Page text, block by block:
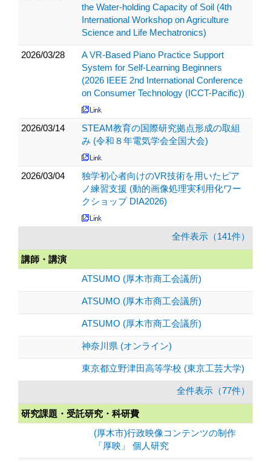
the Water-holding Capacity of Soil (4th
International Workshop on Agriculture
Science and Life Mechatronics)
2026/03/28
A VR-Based Piano Practice Support
System for Self-Learning Beginners
(2026 IEEE 2nd International Conference
on Consumer Technology (ICCT-Pacific))
2026/03/14
STEAM教育の国際研究拠点形成の取組
み (令和８年電気学会全国大会)
2026/03/04
独学初心者向けのVR技術を用いたピア
ノ練習支援 (動的画像処理実利用化ワー
クショップ DIA2026)
全件表示（141件）
講師・講演
ATSUMO (厚木市商工会議所)
ATSUMO (厚木市商工会議所)
ATSUMO (厚木市商工会議所)
神奈川県 (オンライン)
東京都立野津田高等学校 (東京工芸大学)
全件表示（77件）
研究課題・受託研究・科研費
(厚木市)行政映像コンテンツの制作
「厚映」 個人研究